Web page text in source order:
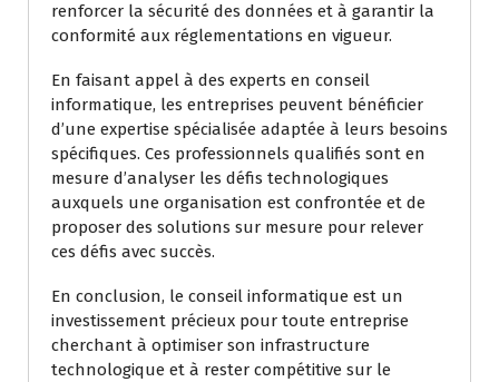
renforcer la sécurité des données et à garantir la
conformité aux réglementations en vigueur.
En faisant appel à des experts en conseil
informatique, les entreprises peuvent bénéficier
d’une expertise spécialisée adaptée à leurs besoins
spécifiques. Ces professionnels qualifiés sont en
mesure d’analyser les défis technologiques
auxquels une organisation est confrontée et de
proposer des solutions sur mesure pour relever
ces défis avec succès.
En conclusion, le conseil informatique est un
investissement précieux pour toute entreprise
cherchant à optimiser son infrastructure
technologique et à rester compétitive sur le